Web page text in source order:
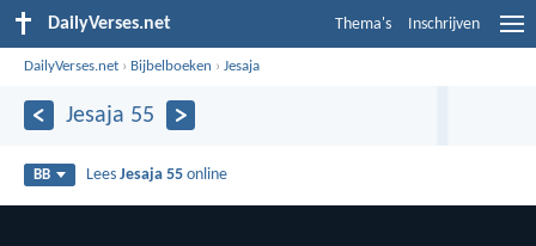
DailyVerses.net Thema's Inschrijven
DailyVerses.net › Bijbelboeken ›Jesaja
Jesaja 55
BB LeesJesaja 55 online